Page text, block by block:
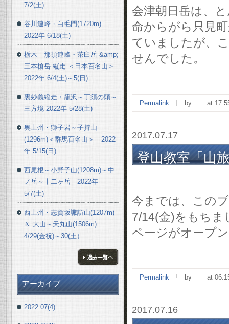
会津朝日岳は、
命からがら只見
ていましたが、
せんでした。
Permalink by at
2017.07.17
登山教室「山
今までは、この
7/14(金)をもちま
ページがオープ
Permalink by at
2017.07.16
7/2(土)
谷川連峰・白毛門(1720m)
2022年 6/18(土)
栃木 那須連峰・茶臼岳 &amp;
三本槍岳 縦走 ＜日本百名山＞
2022年 6/4(土)～5(日)
裏妙義縦走・籠沢～丁須の頭～
三方境 2022年 5/28(土)
奥上州・獅子岩～子持山
(1296m)＜群馬百名山＞ 2022
年 5/15(日)
西尾根～小野子山(1208m)～中
ノ岳～十二ヶ岳 2022年
5/7(土)
西上州・志賀坂諏訪山(1207m)
＆ 大山～天丸山(1506m)
4/29(金祝)～30(土）
アーカイブ
2022.07(4)